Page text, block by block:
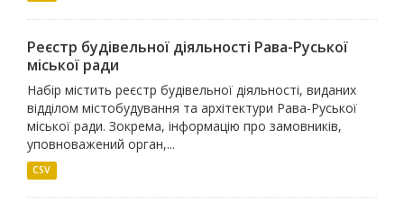
Реєстр будівельної діяльності Рава-Руської
міської ради
Набір містить реєстр будівельної діяльності, виданих
відділом містобудування та архітектури Рава-Руської
міської ради. Зокрема, інформацію про замовників,
уповноважений орган,...
CSV